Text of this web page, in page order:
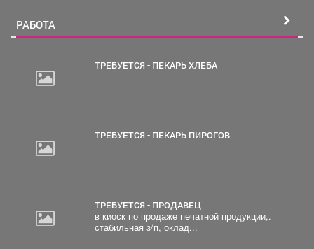
РАБОТА
ТРЕБУЕТСЯ - ПЕКАРЬ ХЛЕБА
ТРЕБУЕТСЯ - ПЕКАРЬ ПИРОГОВ
ТРЕБУЕТСЯ - ПРОДАВЕЦ
в киоск по продаже печатной продукции,.
стабильная з/п, оклад...